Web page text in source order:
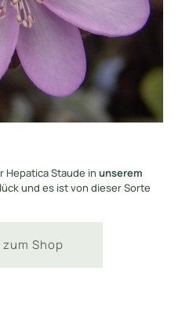
Hepatica Staude in unserem
und es ist von dieser Sorte
Shop